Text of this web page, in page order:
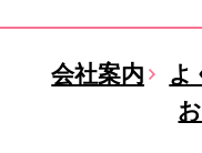
会社案内 よ